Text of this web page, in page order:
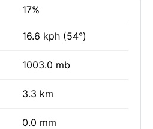
17%
16.6 kph (54°)
1003.0 mb
3.3 km
0.0 mm